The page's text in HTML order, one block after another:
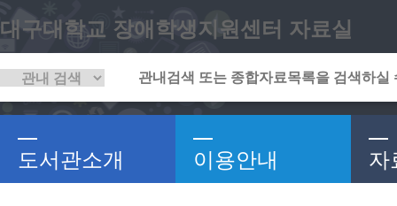
대구대학교 장애학생지원센터 자료실
도서관소개 이용안내 자